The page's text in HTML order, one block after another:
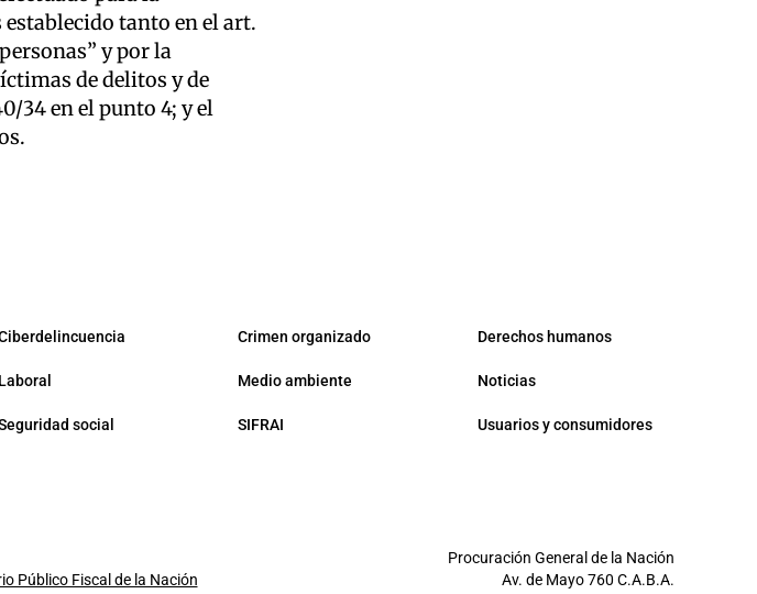
tanto en el art.
y por la
de delitos y de
34 en el punto 4; y el
Crimen organizado Derechos humanos
Laboral Medio ambiente Noticias
social SIFRAI Usuarios y consumidores
Público Fiscal de la Nación
Procuración General de la Nación
Av. de Mayo 760 C.A.B.A.